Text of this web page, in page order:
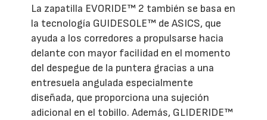
La zapatilla EVORIDE™ 2 también se basa en
la tecnología GUIDESOLE™ de ASICS, que
ayuda a los corredores a propulsarse hacia
delante con mayor facilidad en el momento
del despegue de la puntera gracias a una
entresuela angulada especialmente
diseñada, que proporciona una sujeción
adicional en el tobillo. Además, GLIDERIDE™